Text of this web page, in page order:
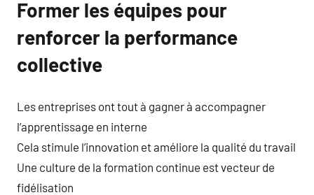
Former les équipes pour
renforcer la performance
collective
Les entreprises ont tout à gagner à accompagner
l’apprentissage en interne
Cela stimule l’innovation et améliore la qualité du travail
Une culture de la formation continue est vecteur de
fidélisation